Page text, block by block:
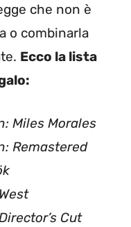
che non è
o combinarla
Ecco la lista
Miles Morales
Remastered
Cut